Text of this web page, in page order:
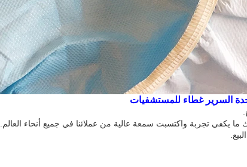
السرير غطاء للمستشفيات
ما يكفي تجربة واكتسبت سمعة عالية من عملائنا في جميع أنحاء العالم.